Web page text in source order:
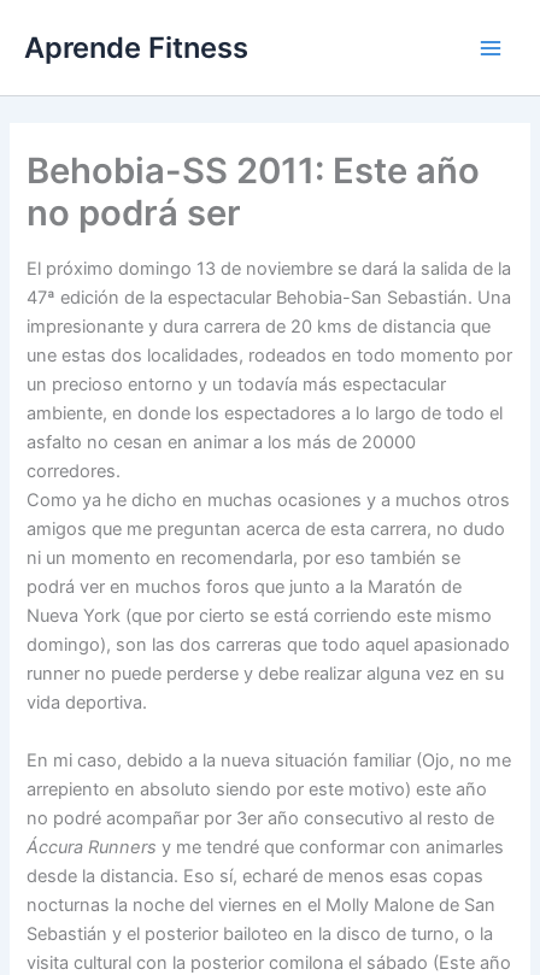
contenido
Aprende Fitness
Behobia-SS 2011: Este año
no podrá ser
El próximo domingo 13 de noviembre se dará la salida de la
47ª edición de la espectacular Behobia-San Sebastián. Una
impresionante y dura carrera de 20 kms de distancia que
une estas dos localidades, rodeados en todo momento por
un precioso entorno y un todavía más espectacular
ambiente, en donde los espectadores a lo largo de todo el
asfalto no cesan en animar a los más de 20000
corredores.
Como ya he dicho en muchas ocasiones y a muchos otros
amigos que me preguntan acerca de esta carrera, no dudo
ni un momento en recomendarla, por eso también se
podrá ver en muchos foros que junto a la Maratón de
Nueva York (que por cierto se está corriendo este mismo
domingo), son las dos carreras que todo aquel apasionado
runner no puede perderse y debe realizar alguna vez en su
vida deportiva.
En mi caso, debido a la nueva situación familiar (Ojo, no me
arrepiento en absoluto siendo por este motivo) este año
no podré acompañar por 3er año consecutivo al resto de
Áccura Runnersy me tendré que conformar con animarles
desde la distancia. Eso sí, echaré de menos esas copas
nocturnas la noche del viernes en el Molly Malone de San
Sebastián y el posterior bailoteo en la disco de turno, o la
visita cultural con la posterior comilona el sábado (Este año